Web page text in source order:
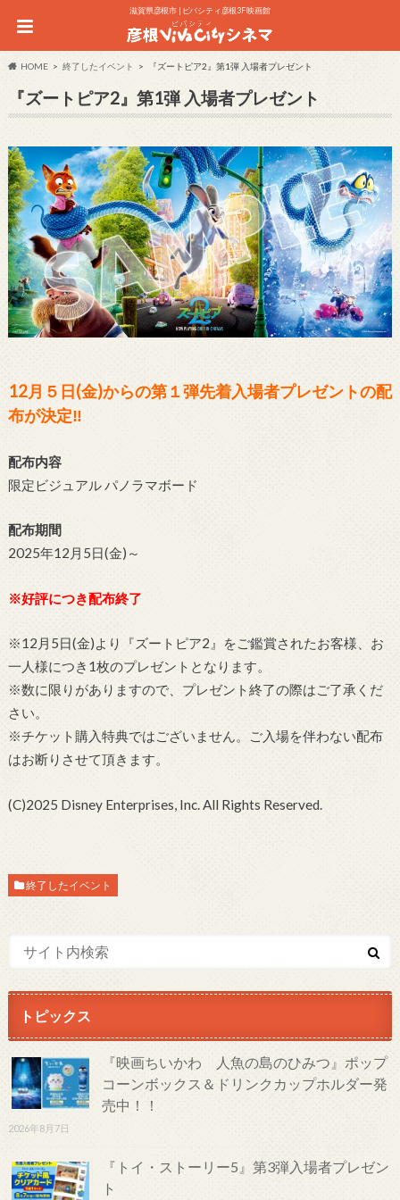
滋賀県彦根市 | ビバシティ彦根3F 映画館
HOME 終了したイベント 『ズートピア2』第1弾 入場者プレゼント
『ズートピア2』第1弾 入場者プレゼント
12月５日(金)からの第１弾先着入場者プレゼントの配
布が決定‼
配布内容
限定ビジュアル パノラマボード
配布期間
2025年12月5日(金)～
※好評につき配布終了
※12月5日(金)より『ズートピア2』をご鑑賞されたお客様、お
一人様につき1枚のプレゼントとなります。
※数に限りがありますので、プレゼント終了の際はご了承くだ
さい。
※チケット購入特典ではございません。ご入場を伴わない配布
はお断りさせて頂きます。
(C)2025 Disney Enterprises, Inc. All Rights Reserved.
終了したイベント
トピックス
『映画ちいかわ 人魚の島のひみつ』ポップ
コーンボックス＆ドリンクカップホルダー発
売中！！
2026年8月7日
『トイ・ストーリー5』第3弾入場者プレゼン
ト